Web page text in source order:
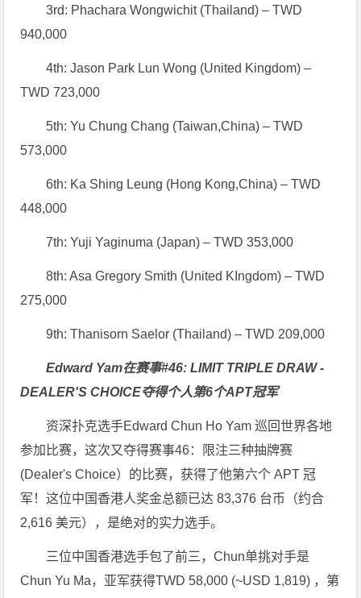
3rd: Phachara Wongwichit (Thailand) – TWD
940,000
4th: Jason Park Lun Wong (United Kingdom) –
TWD 723,000
5th: Yu Chung Chang (Taiwan,China) – TWD
573,000
6th: Ka Shing Leung (Hong Kong,China) – TWD
448,000
7th: Yuji Yaginuma (Japan) – TWD 353,000
8th: Asa Gregory Smith (United KIngdom) – TWD
275,000
9th: Thanisorn Saelor (Thailand) – TWD 209,000
Edward Yam在赛事#46: LIMIT TRIPLE DRAW -
DEALER'S CHOICE夺得个人第6个APT冠军
资深扑克选手Edward Chun Ho Yam 巡回世界各地
参加比赛，这次又夺得赛事46：限注三种抽牌赛
(Dealer's Choice）的比赛，获得了他第六个 APT 冠
军！这位中国香港人奖金总额已达 83,376 台币（约合
2,616 美元），是绝对的实力选手。
三位中国香港选手包了前三，Chun单挑对手是
Chun Yu Ma，亚军获得TWD 58,000 (~USD 1,819) ，第